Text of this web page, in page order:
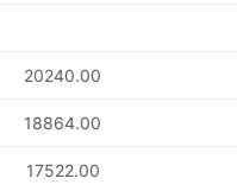
20240.00
18864.00
17522.00